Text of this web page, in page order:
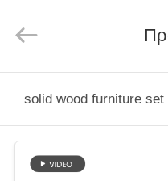
ΠΡΟΪΌΝΤΑ
Rights
solid wood furniture set